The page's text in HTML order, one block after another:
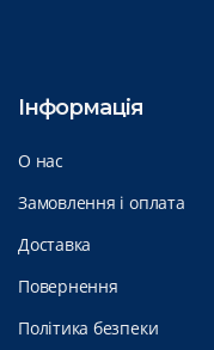
Інформація
О нас
Замовлення і оплата
Доставка
Повернення
Політика безпеки